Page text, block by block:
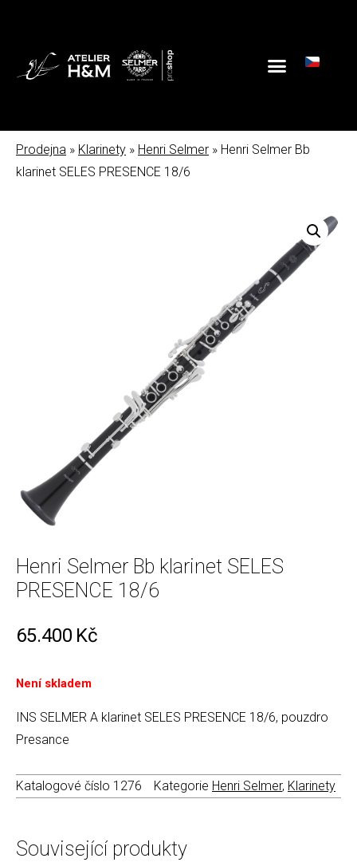
Prodejna » Klarinety » Henri Selmer » Henri Selmer Bb
klarinet SELES PRESENCE 18/6
Henri Selmer Bb klarinet SELES
PRESENCE 18/6
65.400 Kč
Není skladem
INS SELMER A klarinet SELES PRESENCE 18/6, pouzdro
Presance
Katalogové číslo 1276 Kategorie Henri Selmer, Klarinety
Související produkty